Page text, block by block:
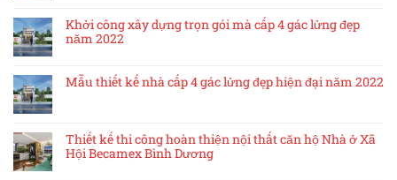
Khởi công xây dựng trọn gói mà cấp 4 gác lửng đẹp
năm 2022
Mẫu thiết kế nhà cấp 4 gác lửng đẹp hiện đại năm 2022
Thiết kế thi công hoàn thiện nội thất căn hộ Nhà ở Xã
Hội Becamex Bình Dương